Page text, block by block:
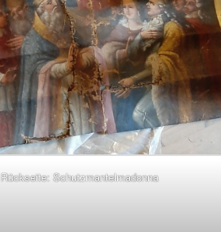
Rückseite: Schutzmantelmadonna